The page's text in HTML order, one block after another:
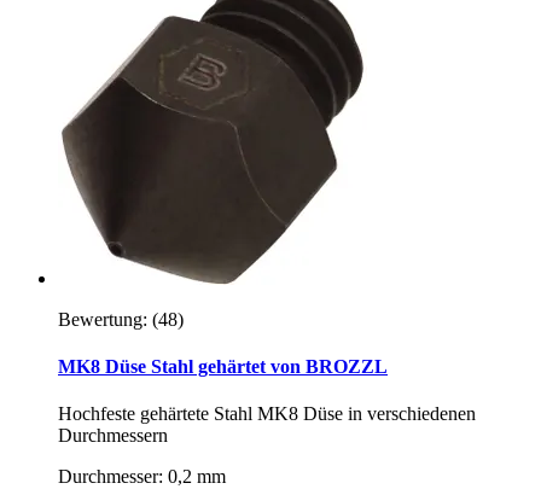
Bewertung: (48)
MK8 Düse Stahl gehärtet von BROZZL
Hochfeste gehärtete Stahl MK8 Düse in verschiedenen
Durchmessern
Durchmesser: 0,2 mm